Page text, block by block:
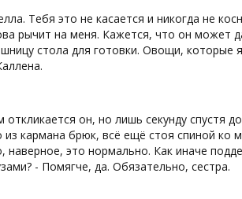
Тебя это не касается и никогда не
рычит на меня. Кажется, что он может
стола для готовки. Овощи, которые
он, но лишь секунду спустя
кармана брюк, всё ещё стоя спиной ко
это нормально. Как иначе
- Помягче, да. Обязательно, сестра.